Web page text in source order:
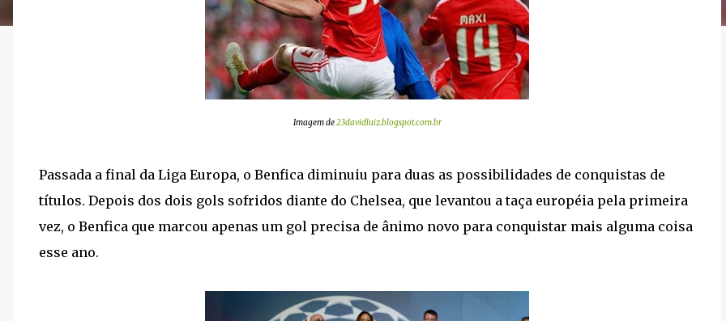
Imagem de23davidluiz.blogspot.com.br
Passada a final da Liga Europa, o Benfica diminuiu para duas as possibilidades de conquistas de
títulos. Depois dos dois gols sofridos diante do Chelsea, que levantou a taça européia pela primeira
vez, o Benfica que marcou apenas um gol precisa de ânimo novo para conquistar mais alguma coisa
esse ano.